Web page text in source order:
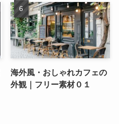
海外風・おしゃれカフェの
外観｜フリー素材０１